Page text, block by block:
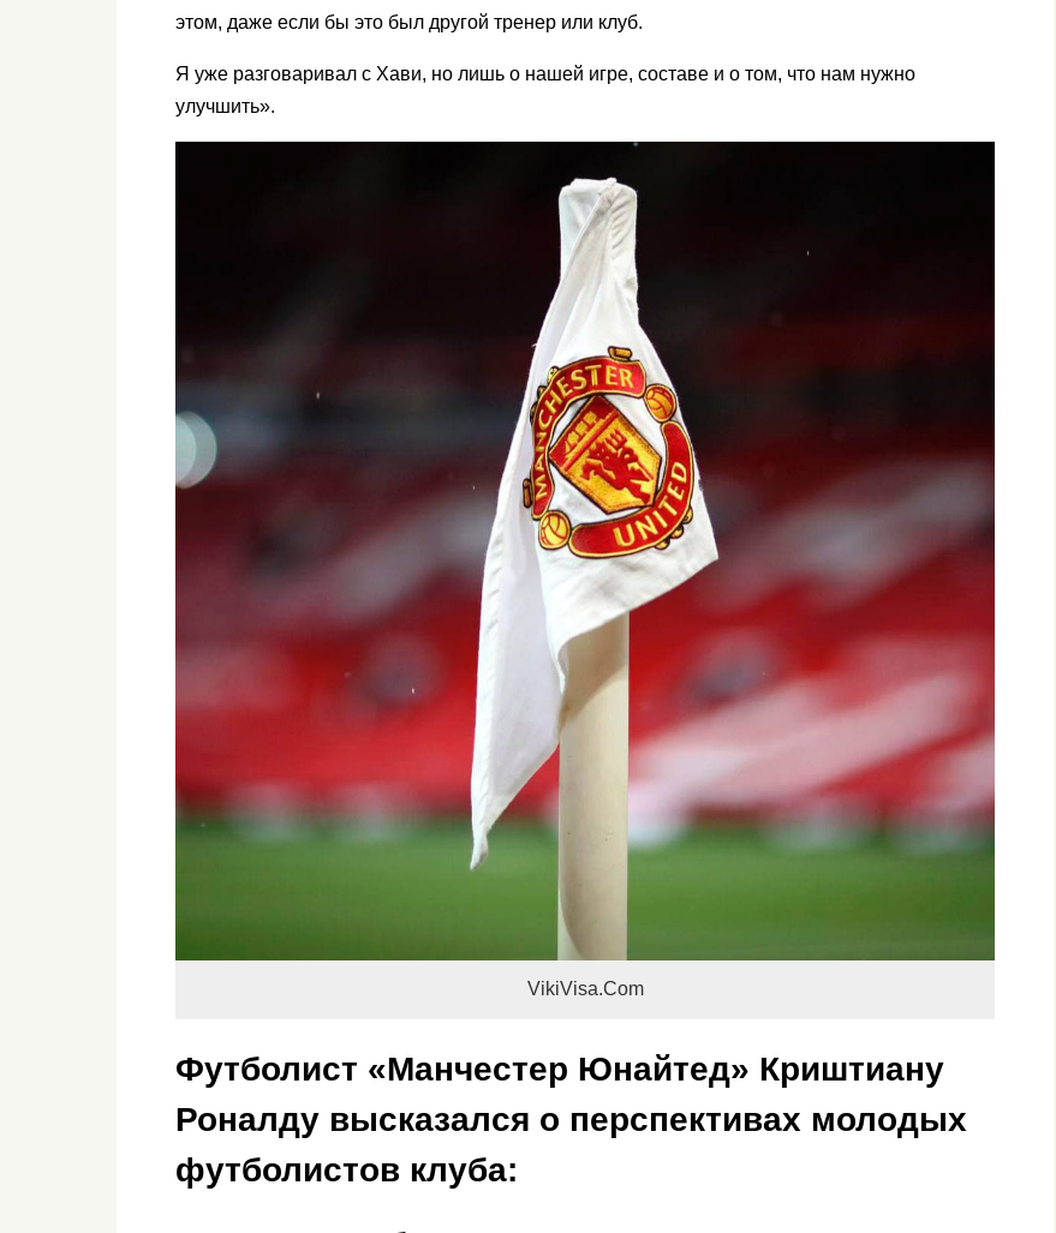
этом, даже если бы это был другой тренер или клуб.
Я уже разговаривал с Хави, но лишь о нашей игре, составе и о том, что нам нужно
улучшить».
VikiVisa.Com
Футболист «Манчестер Юнайтед» Криштиану
Роналду высказался о перспективах молодых
футболистов клуба: